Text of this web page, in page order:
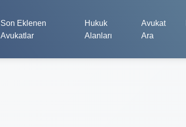
Son Eklenen
Avukatlar
Hukuk
Alanları
Avukat
Ara